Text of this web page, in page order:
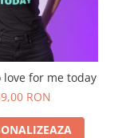
No love for me today
RON